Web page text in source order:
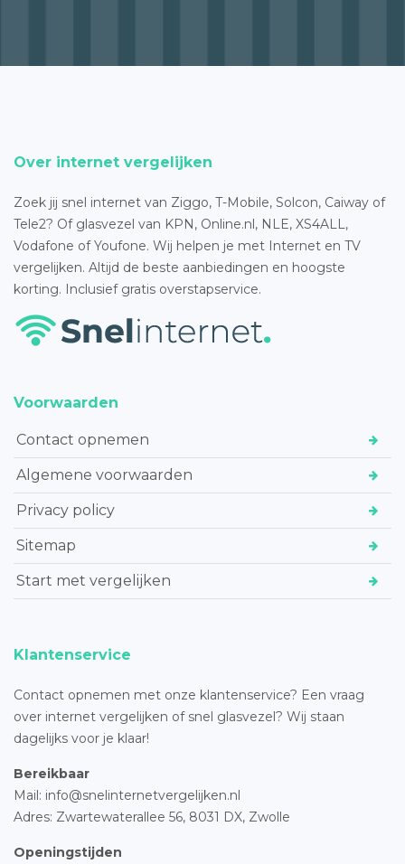
Over internet vergelijken
Zoek jij snel internet van Ziggo, T-Mobile, Solcon, Caiway of
Tele2? Of glasvezel van KPN, Online.nl, NLE, XS4ALL,
Vodafone of Youfone. Wij helpen je met Internet en TV
vergelijken. Altijd de beste aanbiedingen en hoogste
korting. Inclusief gratis overstapservice.
Voorwaarden
Contact opnemen
Algemene voorwaarden
Privacy policy
Sitemap
Start met vergelijken
Klantenservice
Contact opnemen met onze klantenservice? Een vraag
over internet vergelijken of snel glasvezel? Wij staan
dagelijks voor je klaar!
Bereikbaar
Mail: info@snelinternetvergelijken.nl
Adres: Zwartewaterallee 56, 8031 DX, Zwolle
Openingstijden